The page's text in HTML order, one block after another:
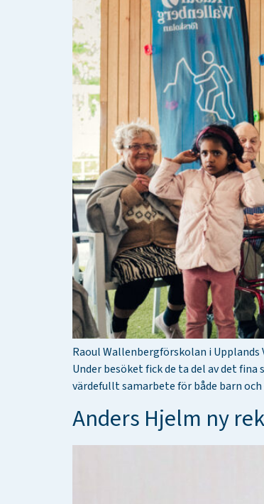
Raoul Wallenbergförskolan i
Under besöket fick de ta del av det
värdefullt samarbete för både barn
Anders Hjelm ny